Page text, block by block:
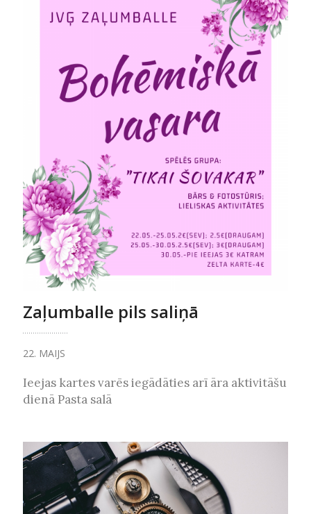
Zaļumballe pils saliņā
22. MAIJS
Ieejas kartes varēs iegādāties arī āra aktivitāšu
dienā Pasta salā